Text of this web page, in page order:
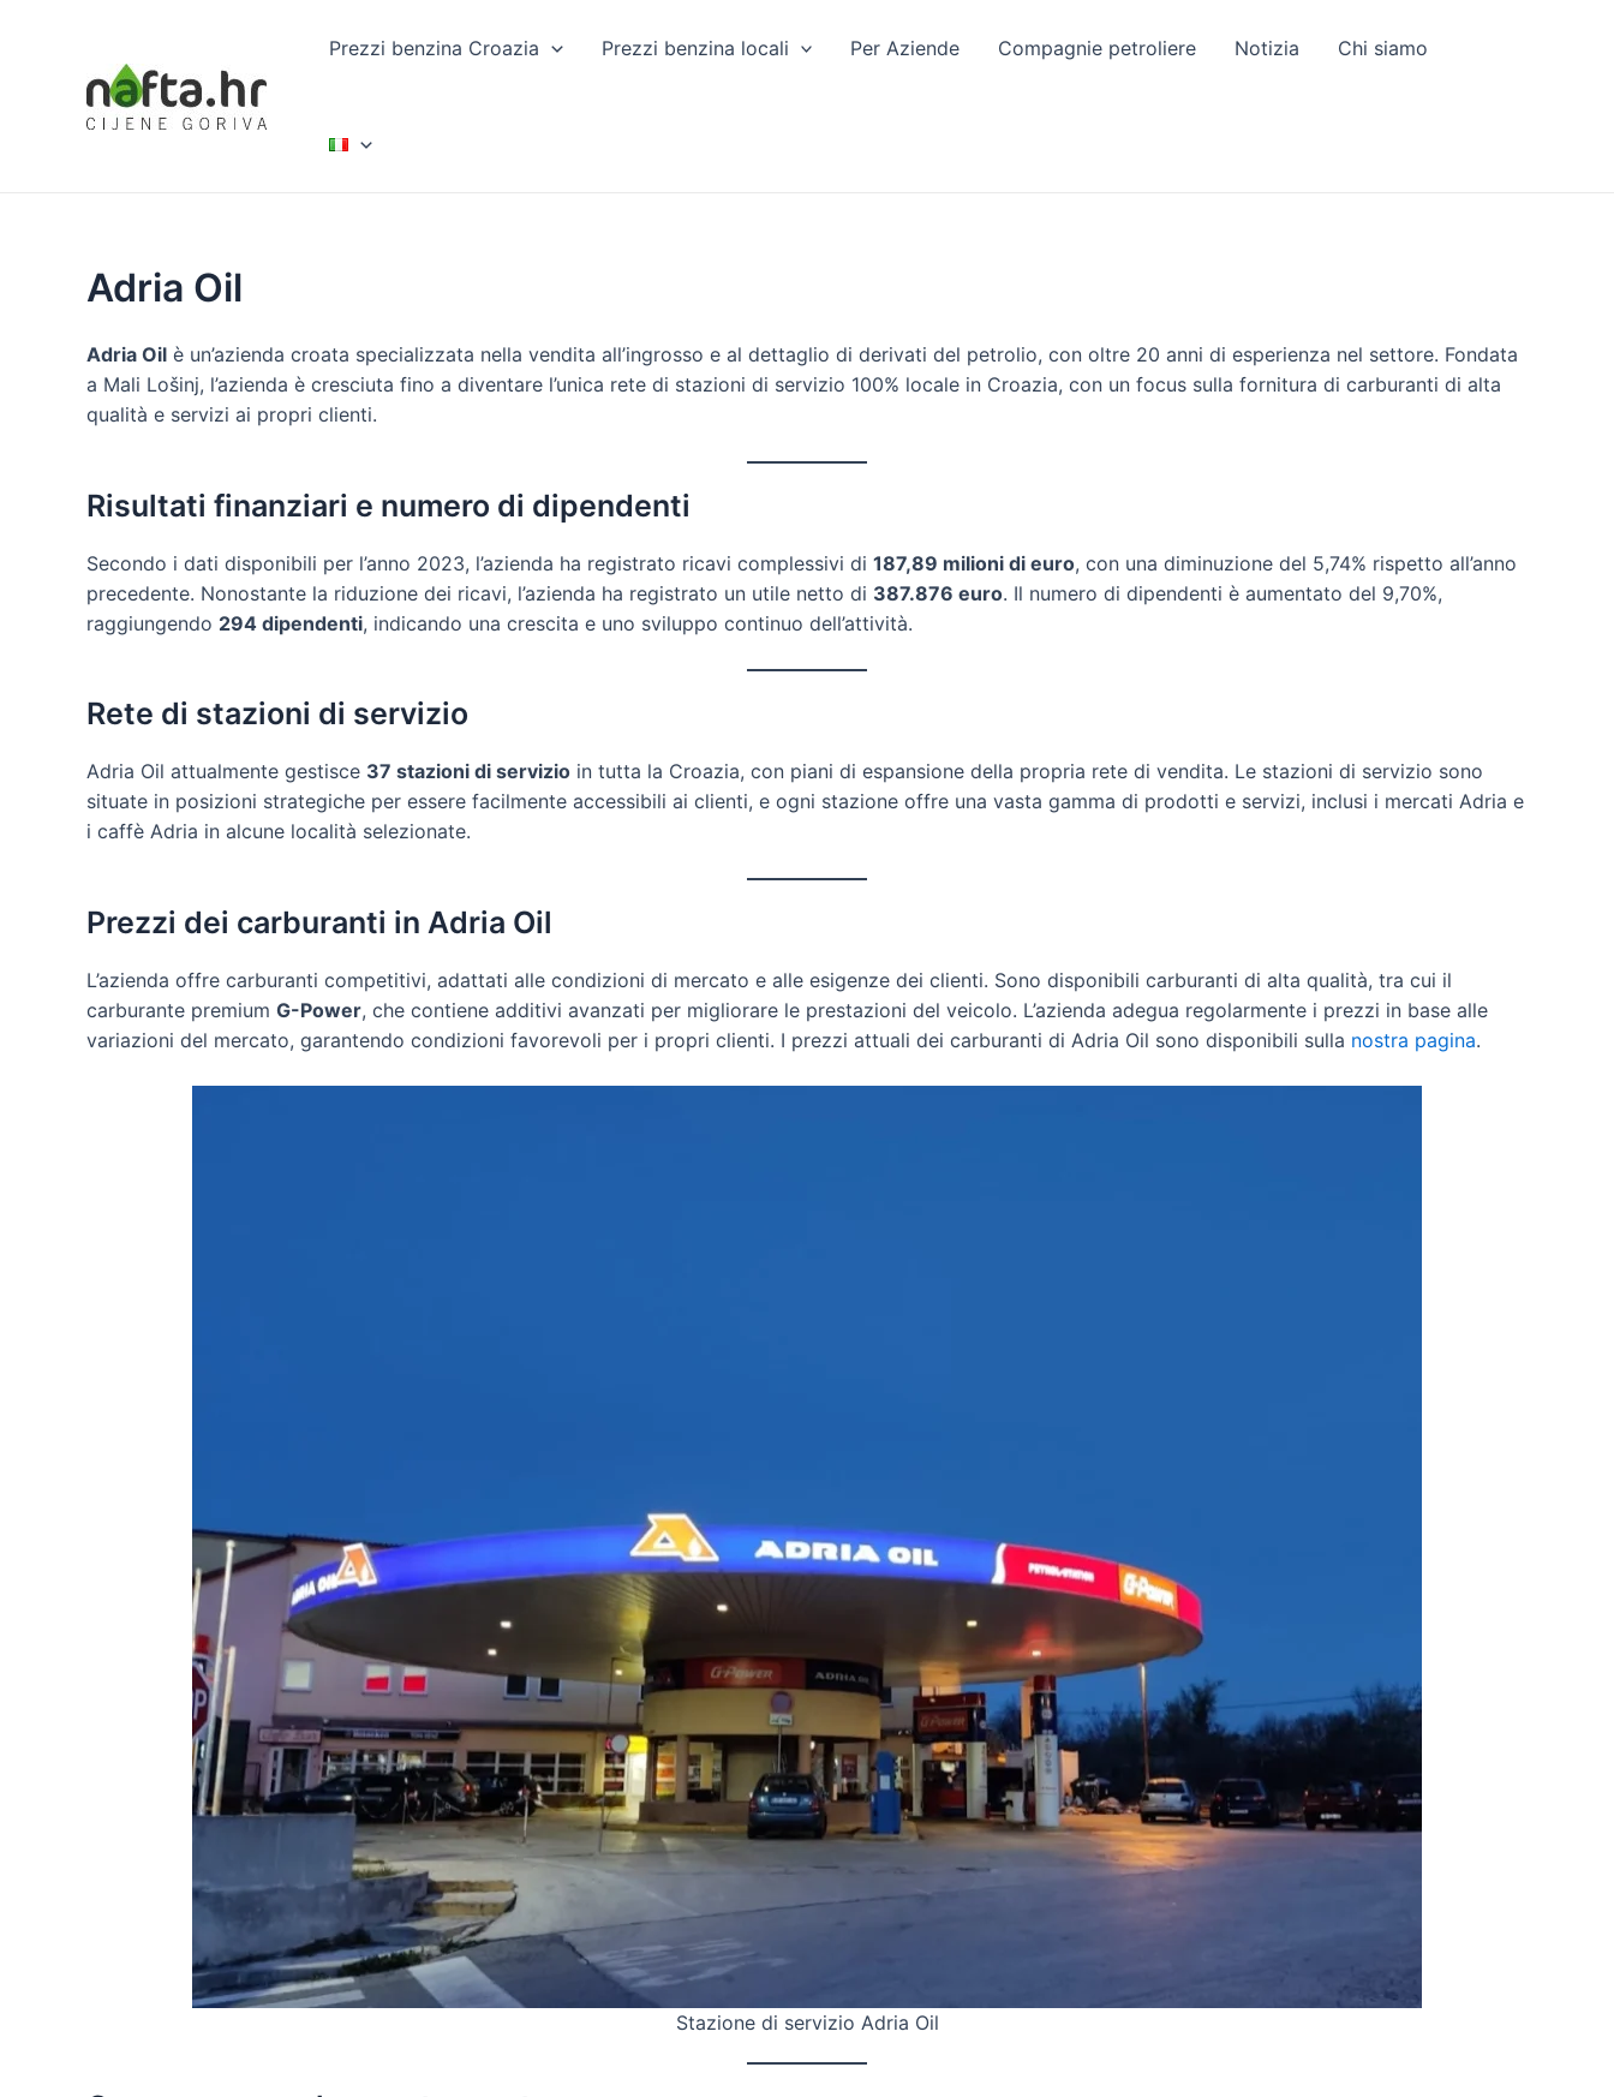
Prezzi benzina Croazia Prezzi benzina locali Per Aziende Compagnie petroliere Notizia Chi siamo
Adria Oil
Adria Oil è un’azienda croata specializzata nella vendita all’ingrosso e al dettaglio di derivati del petrolio, con oltre 20 anni di esperienza nel settore. Fondata
a Mali Lošinj, l’azienda è cresciuta fino a diventare l’unica rete di stazioni di servizio 100% locale in Croazia, con un focus sulla fornitura di carburanti di alta
qualità e servizi ai propri clienti.
Risultati finanziari e numero di dipendenti
Secondo i dati disponibili per l’anno 2023, l’azienda ha registrato ricavi complessivi di 187,89 milioni di euro, con una diminuzione del 5,74% rispetto all’anno
precedente. Nonostante la riduzione dei ricavi, l’azienda ha registrato un utile netto di 387.876 euro. Il numero di dipendenti è aumentato del 9,70%,
raggiungendo 294 dipendenti, indicando una crescita e uno sviluppo continuo dell’attività.
Rete di stazioni di servizio
Adria Oil attualmente gestisce 37 stazioni di servizio in tutta la Croazia, con piani di espansione della propria rete di vendita. Le stazioni di servizio sono
situate in posizioni strategiche per essere facilmente accessibili ai clienti, e ogni stazione offre una vasta gamma di prodotti e servizi, inclusi i mercati Adria e
i caffè Adria in alcune località selezionate.
Prezzi dei carburanti in Adria Oil
L’azienda offre carburanti competitivi, adattati alle condizioni di mercato e alle esigenze dei clienti. Sono disponibili carburanti di alta qualità, tra cui il
carburante premium G-Power, che contiene additivi avanzati per migliorare le prestazioni del veicolo. L’azienda adegua regolarmente i prezzi in base alle
variazioni del mercato, garantendo condizioni favorevoli per i propri clienti. I prezzi attuali dei carburanti di Adria Oil sono disponibili sulla nostra pagina.
Stazione di servizio Adria Oil